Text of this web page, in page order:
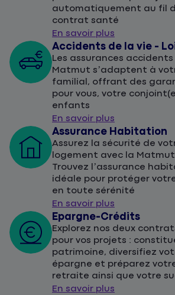
automatiquement au fil
contrat santé
En savoir plus
Accidents de la vie -
Les assurances accidents
Matmut s’adaptent à
familial, offrant des
pour vous, votre
enfants
En savoir plus
Assurance Habitation
Assurez la sécurité de
logement avec la
Trouvez l’assurance
idéale pour protéger
en toute sérénité
En savoir plus
Epargne-Crédits
Explorez nos deux
pour vos projets :
patrimoine, diversifiez
épargne et préparez
retraite ainsi que votre
En savoir plus